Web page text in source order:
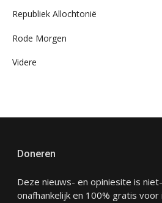
Republiek Allochtonië
Rode Morgen
Videre
Doneren
Deze nieuws- en opiniesite is
onafhankelijk en 100% gratis voor